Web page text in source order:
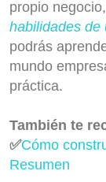
propio
habilidades de
podrás
mundo
práctica.
También te
✅Cómo
Resumen